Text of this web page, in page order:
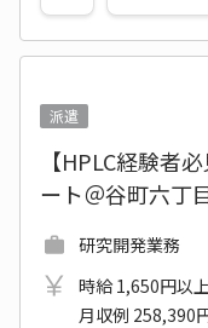
派遣
【HPLC経験者
ート＠谷町六丁
研究開発業務
時給 1,650円以
月収例 258,390